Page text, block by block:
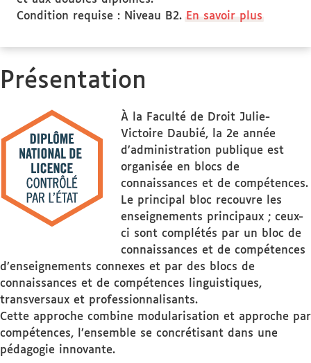
Condition requise : Niveau B2. En savoir plus
Présentation
À la Faculté de Droit Julie-
Victoire Daubié, la 2e année
d’administration publique est
organisée en blocs de
connaissances et de compétences.
Le principal bloc recouvre les
enseignements principaux ; ceux-
ci sont complétés par un bloc de
connaissances et de compétences
d’enseignements connexes et par des blocs de
connaissances et de compétences linguistiques,
transversaux et professionnalisants.
Cette approche combine modularisation et approche par
compétences, l’ensemble se concrétisant dans une
pédagogie innovante.